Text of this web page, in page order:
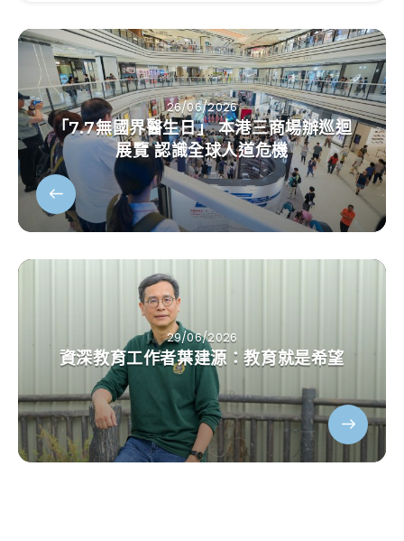
26/06/2026
「7.7無國界醫生日」 本港三商場辦巡迴
展覽 認識全球人道危機
29/06/2026
資深教育工作者葉建源：教育就是希望